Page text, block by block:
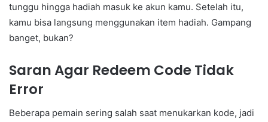
tunggu hingga hadiah masuk ke akun kamu. Setelah itu,
kamu bisa langsung menggunakan item hadiah. Gampang
banget, bukan?
Saran Agar Redeem Code Tidak
Error
Beberapa pemain sering salah saat menukarkan kode, jadi